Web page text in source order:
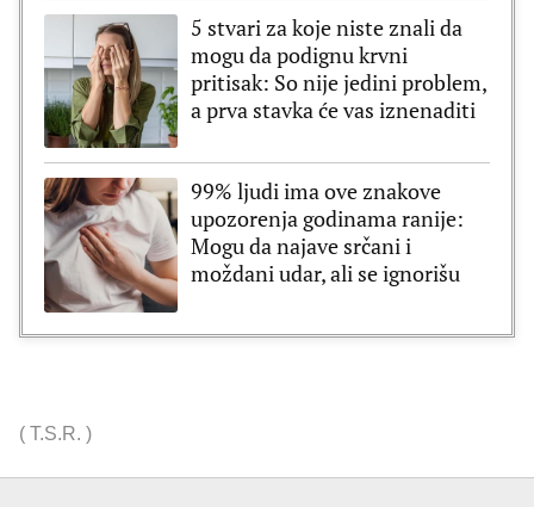
5 stvari za koje niste znali da
mogu da podignu krvni
pritisak: So nije jedini problem,
a prva stavka će vas iznenaditi
99% ljudi ima ove znakove
upozorenja godinama ranije:
Mogu da najave srčani i
moždani udar, ali se ignorišu
( T.S.R. )